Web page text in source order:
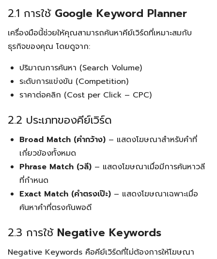
2.1 การใช้ Google Keyword Planner
เครื่องมือนี้ช่วยให้คุณสามารถค้นหาคีย์เวิร์ดที่เหมาะสมกับ
ธุรกิจของคุณ โดยดูจาก:
ปริมาณการค้นหา (Search Volume)
ระดับการแข่งขัน (Competition)
ราคาต่อคลิก (Cost per Click – CPC)
2.2 ประเภทของคีย์เวิร์ด
Broad Match (คำกว้าง) – แสดงโฆษณาสำหรับคำที่
เกี่ยวข้องทั้งหมด
Phrase Match (วลี) – แสดงโฆษณาเมื่อมีการค้นหาวลี
ที่กำหนด
Exact Match (คำตรงเป๊ะ) – แสดงโฆษณาเฉพาะเมื่อ
ค้นหาคำที่ตรงกันพอดี
2.3 การใช้ Negative Keywords
Negative Keywords คือคีย์เวิร์ดที่ไม่ต้องการให้โฆษณา